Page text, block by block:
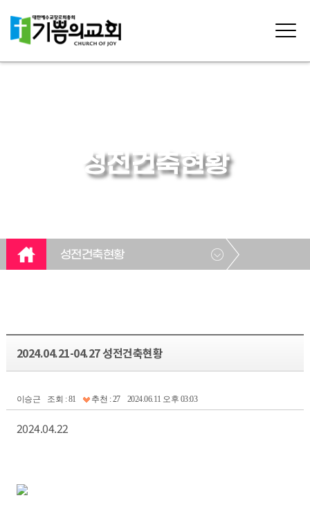
성전건축현황
성전건축현황
2024.04.21-04.27 성전건축현황
이승근 조회 : 81 추천 : 27 2024.06.11 오후 03:03
2024.04.22